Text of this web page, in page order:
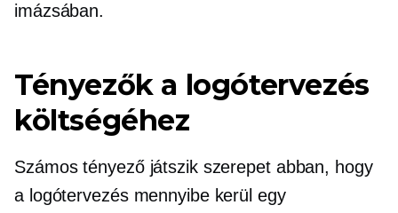
imázsában.
Tényezők a logótervezés
költségéhez
Számos tényező játszik szerepet abban, hogy
a logótervezés mennyibe kerül egy